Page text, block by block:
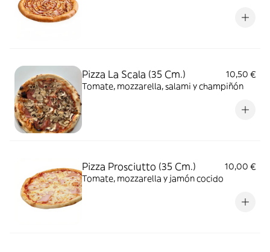
Pizza La Scala (35 Cm.)
10,50 €
Tomate, mozzarella, salami y champiñón
Pizza Prosciutto (35 Cm.)
10,00 €
Tomate, mozzarella y jamón cocido